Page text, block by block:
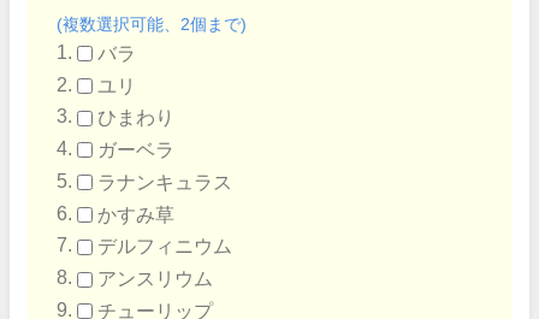
(複数選択可能、2個まで)
バラ
ユリ
ひまわり
ガーベラ
ラナンキュラス
かすみ草
デルフィニウム
アンスリウム
チューリップ